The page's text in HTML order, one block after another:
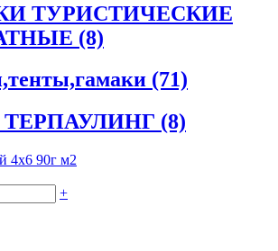
ТУРИСТИЧЕСКИЕ
(8)
(71)
(8)
4х6 90г м2
+